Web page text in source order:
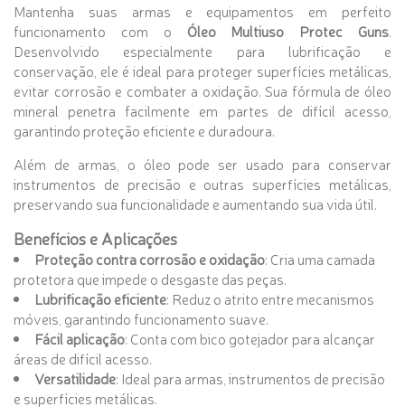
Mantenha suas armas e equipamentos em perfeito
funcionamento com o Óleo Multiuso Protec Guns.
Desenvolvido especialmente para lubrificação e
conservação, ele é ideal para proteger superfícies metálicas,
evitar corrosão e combater a oxidação. Sua fórmula de óleo
mineral penetra facilmente em partes de difícil acesso,
garantindo proteção eficiente e duradoura.
Além de armas, o óleo pode ser usado para conservar
instrumentos de precisão e outras superfícies metálicas,
preservando sua funcionalidade e aumentando sua vida útil.
Benefícios e Aplicações
Proteção contra corrosão e oxidação: Cria uma camada
protetora que impede o desgaste das peças.
Lubrificação eficiente: Reduz o atrito entre mecanismos
móveis, garantindo funcionamento suave.
Fácil aplicação: Conta com bico gotejador para alcançar
áreas de difícil acesso.
Versatilidade: Ideal para armas, instrumentos de precisão
e superfícies metálicas.